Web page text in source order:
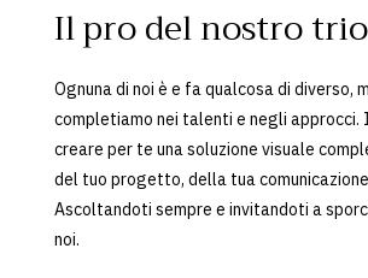
Il pro del nostro trio
Ognuna di noi è e fa qualcosa di diverso,
completiamo nei talenti e negli approcci.
creare per te una soluzione visuale
del tuo progetto, della tua
Ascoltandoti sempre e invitandoti a
noi.